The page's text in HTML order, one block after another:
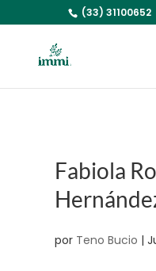
(33) 31100652
Fabiola
por Teno Bucio |